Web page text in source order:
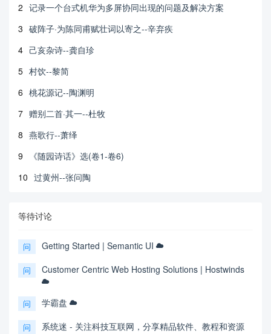
2 记录一个台式机华为多屏协同出现的问题及解决方案
3 破阵子·为陈同甫赋壮词以寄之--辛弃疾
4 己亥杂诗--龚自珍
5 村饮--黎简
6 桃花源记--陶渊明
7 赠别二首·其一--杜牧
8 燕歌行--萧绎
9
《随园诗话》选(卷1-卷6)
10 过黄州--张问陶
等待讨论
问 Getting Started | Semantic UI
问 Customer Centric Web Hosting Solutions | Hostwinds
问 学霸盘
问 系统迷 - 关注科技互联网，分享精品软件、教程和资源